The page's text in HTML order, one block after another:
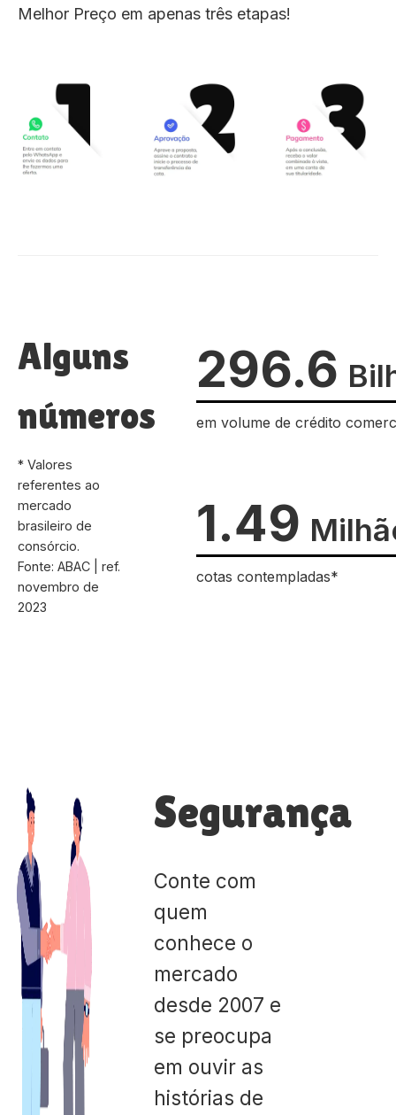
Melhor Preço em apenas três etapas!
Alguns
números
* Valores
referentes ao
mercado
brasileiro de
consórcio.
Fonte: ABAC | ref.
novembro de
2023
296.6
em volume de crédito
1.49
cotas contempladas*
Segurança
Conte com
quem
conhece o
mercado
desde 2007 e
se preocupa
em ouvir as
histórias de